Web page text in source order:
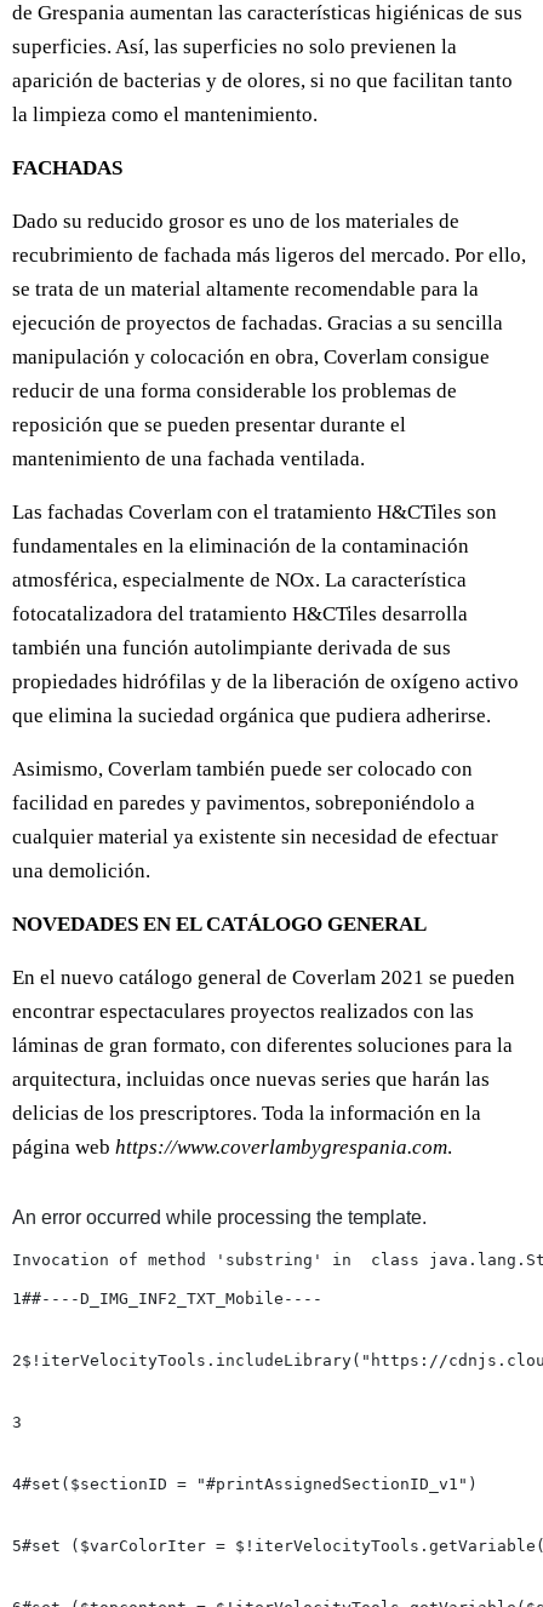
de Grespania aumentan las características higiénicas de sus
superficies. Así, las superficies no solo previenen la
aparición de bacterias y de olores, si no que facilitan tanto
la limpieza como el mantenimiento.
FACHADAS
Dado su reducido grosor es uno de los materiales de
recubrimiento de fachada más ligeros del mercado. Por ello,
se trata de un material altamente recomendable para la
ejecución de proyectos de fachadas. Gracias a su sencilla
manipulación y colocación en obra, Coverlam consigue
reducir de una forma considerable los problemas de
reposición que se pueden presentar durante el
mantenimiento de una fachada ventilada.
Las fachadas Coverlam con el tratamiento H&CTiles son
fundamentales en la eliminación de la contaminación
atmosférica, especialmente de NOx. La característica
fotocatalizadora del tratamiento H&CTiles desarrolla
también una función autolimpiante derivada de sus
propiedades hidrófilas y de la liberación de oxígeno activo
que elimina la suciedad orgánica que pudiera adherirse.
Asimismo, Coverlam también puede ser colocado con
facilidad en paredes y pavimentos, sobreponiéndolo a
cualquier material ya existente sin necesidad de efectuar
una demolición.
NOVEDADES EN EL CATÁLOGO GENERAL
En el nuevo catálogo general de Coverlam 2021 se pueden
encontrar espectaculares proyectos realizados con las
láminas de gran formato, con diferentes soluciones para la
arquitectura, incluidas once nuevas series que harán las
delicias de los prescriptores. Toda la información en la
página web https://www.coverlambygrespania.com.
An error occurred while processing the template.
Invocation of method 'substring' in  class
1##----D_IMG_INF2_TXT_Mobile----
2$!iterVelocityTools.includeLibrary("https://
3
4#set($sectionID = "#printAssignedSectionID_v1")
5#set ($varColorIter =